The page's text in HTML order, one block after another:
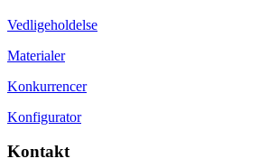
Vedligeholdelse
Materialer
Konkurrencer
Konfigurator
Kontakt